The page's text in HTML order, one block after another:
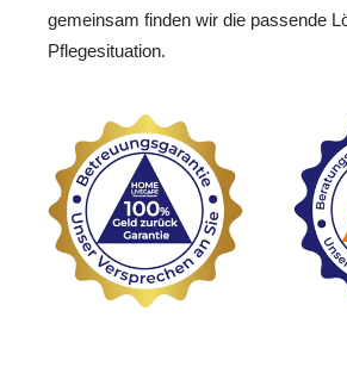
gemeinsam finden wir die passende
Pflegesituation.